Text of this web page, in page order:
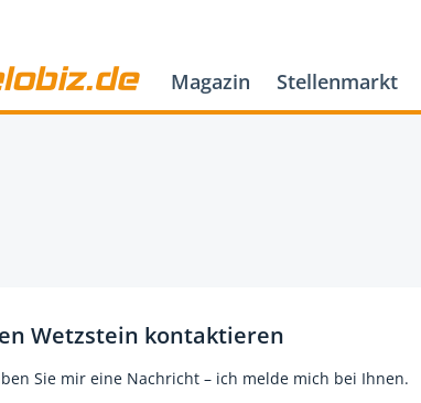
Magazin Stellenmarkt
Wetzstein kontaktieren
Sie mir eine Nachricht – ich melde mich bei Ihnen.